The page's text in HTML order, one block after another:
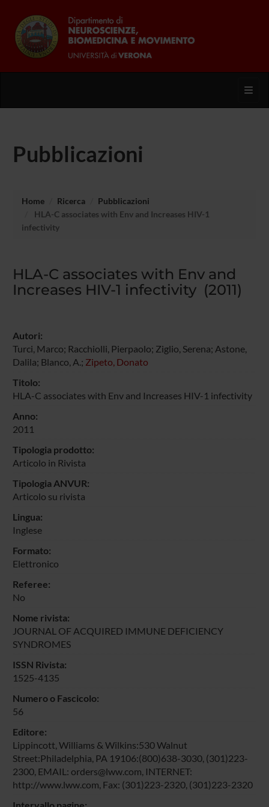
Pubblicazioni
Home Ricerca
Pubblicazioni
HLA-C associates with Env and Increases HIV-1
infectivity
HLA-C associates with Env and
Increases HIV-1 infectivity (2011)
Autori:
Turci, Marco; Racchiolli, Pierpaolo; Ziglio, Serena; Astone,
Dalila; Blanco, A.; Zipeto, Donato
Titolo:
HLA-C associates with Env and Increases HIV-1 infectivity
Anno:
2011
Tipologia prodotto:
Articolo in Rivista
Tipologia ANVUR:
Articolo su rivista
Lingua:
Inglese
Formato:
Elettronico
Referee:
No
Nome rivista:
JOURNAL OF ACQUIRED IMMUNE DEFICIENCY
SYNDROMES
ISSN Rivista:
1525-4135
Numero o Fascicolo:
56
Editore:
Lippincott, Williams & Wilkins:530 Walnut
Street:Philadelphia, PA 19106:(800)638-3030, (301)223-
2300, EMAIL: orders@lww.com, INTERNET:
http://www.lww.com, Fax: (301)223-2320, (301)223-2320